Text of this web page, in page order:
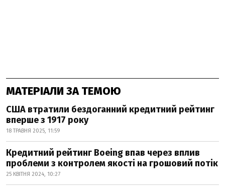
МАТЕРІАЛИ ЗА ТЕМОЮ
США втратили бездоганний кредитний рейтинг
вперше з 1917 року
18 ТРАВНЯ 2025, 11:59
Кредитний рейтинг Boeing впав через вплив
проблеми з контролем якості на грошовий потік
25 КВІТНЯ 2024, 10:27